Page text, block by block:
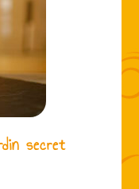
secret